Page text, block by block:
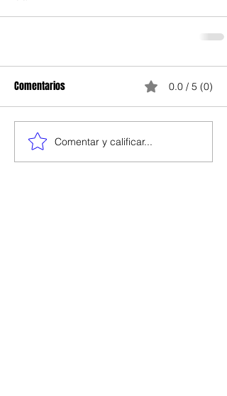
Comentarios 0.0 / 5 (0)
Comentar y calificar...